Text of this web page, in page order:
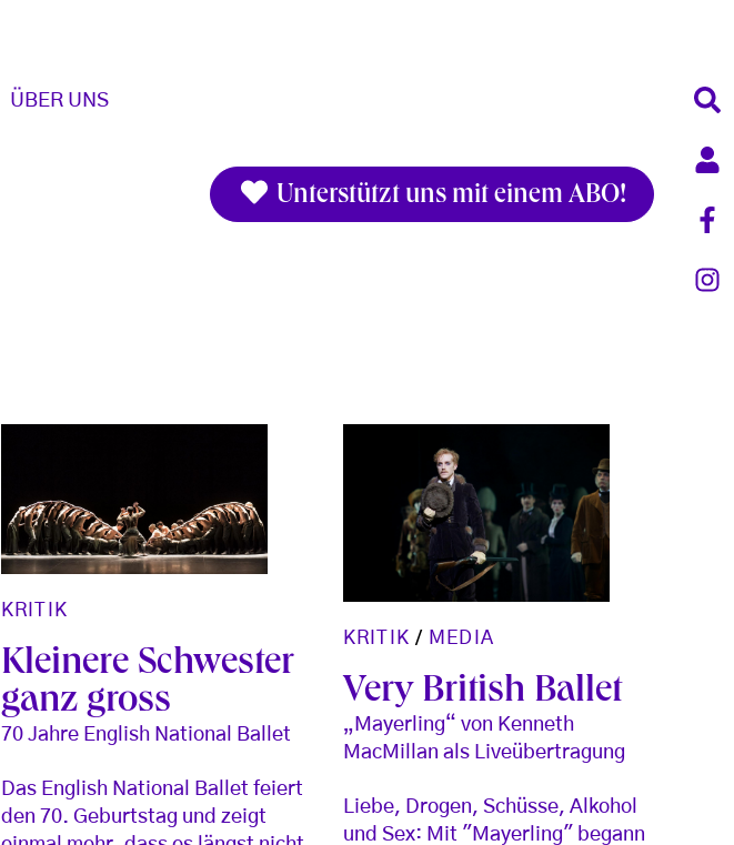
ÜBER UNS
Unterstützt uns mit einem ABO!
KRITIK
Kleinere Schwester
ganz gross
70 Jahre English National Ballet
Das English National Ballet feiert
den 70. Geburtstag und zeigt
KRITIK / MEDIA
Very British Ballet
„Mayerling“ von Kenneth
MacMillan als Liveübertragung
Liebe, Drogen, Schüsse, Alkohol
und Sex: Mit "Mayerling" begann